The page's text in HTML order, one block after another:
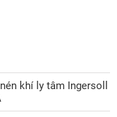
khí ly tâm Ingersoll